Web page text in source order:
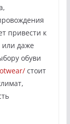
привести к
или даже
обуви
стоит